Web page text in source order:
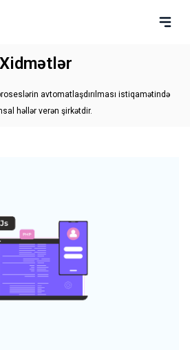
Xidmətlər
avtomatlaşdırılması istiqamətində
həllər verən şirkətdir.